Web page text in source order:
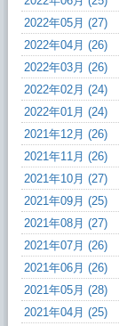
2022年05月 (27)
2022年04月 (26)
2022年03月 (26)
2022年02月 (24)
2022年01月 (24)
2021年12月 (26)
2021年11月 (26)
2021年10月 (27)
2021年09月 (25)
2021年08月 (27)
2021年07月 (26)
2021年06月 (26)
2021年05月 (28)
2021年04月 (25)